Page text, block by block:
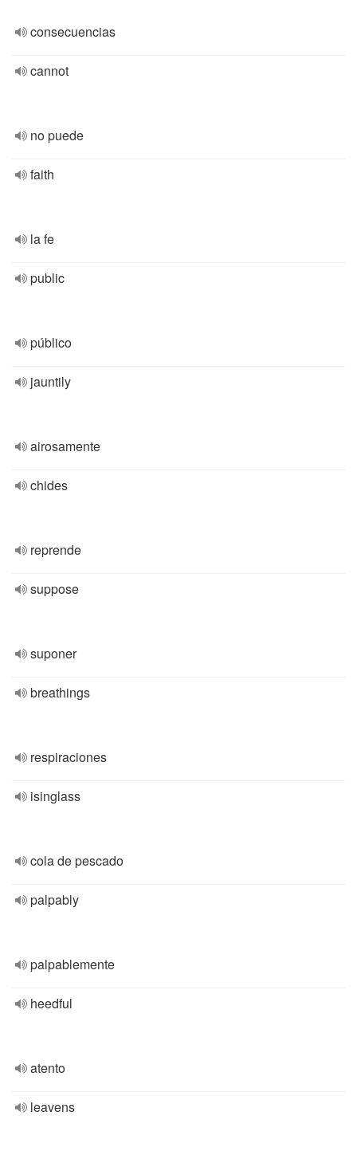
consecuencias
cannot
no puede
faith
la fe
public
público
jauntily
airosamente
chides
reprende
suppose
suponer
breathings
respiraciones
isinglass
cola de pescado
palpably
palpablemente
heedful
atento
leavens